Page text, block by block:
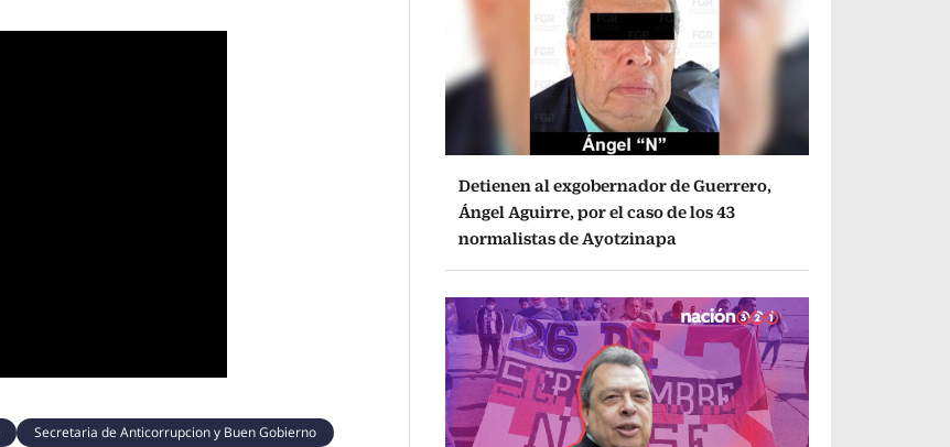
Secretaria de Anticorrupcion y Buen Gobierno
Detienen al exgobernador de Guerrero,
Ángel Aguirre, por el caso de los 43
normalistas de Ayotzinapa